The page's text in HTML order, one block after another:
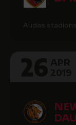
Audas stadions